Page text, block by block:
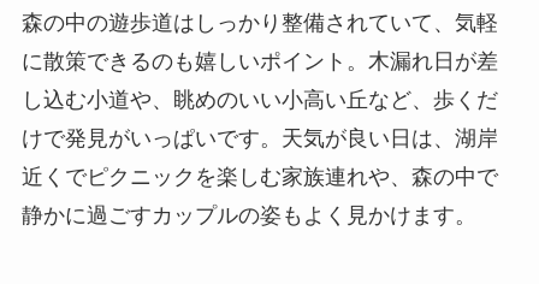
森の中の遊歩道はしっかり整備されていて、気軽
に散策できるのも嬉しいポイント。木漏れ日が差
し込む小道や、眺めのいい小高い丘など、歩くだ
けで発見がいっぱいです。天気が良い日は、湖岸
近くでピクニックを楽しむ家族連れや、森の中で
静かに過ごすカップルの姿もよく見かけます。